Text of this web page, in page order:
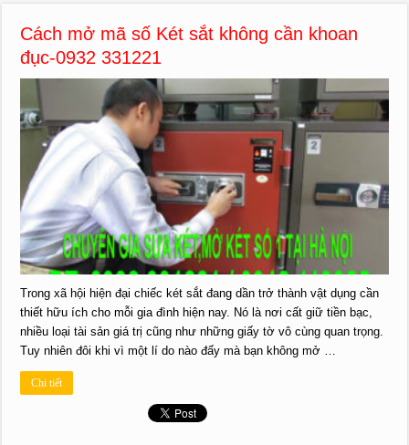
Cách mở mã số Két sắt không cần khoan
đục-0932 331221
Trong xã hội hiện đại chiếc két sắt đang dần trở thành vật dụng cần
thiết hữu ích cho mỗi gia đình hiện nay. Nó là nơi cất giữ tiền bạc,
nhiều loại tài sản giá trị cũng như những giấy tờ vô cùng quan trọng.
Tuy nhiên đôi khi vì một lí do nào đấy mà bạn không mở …
Chi tiết